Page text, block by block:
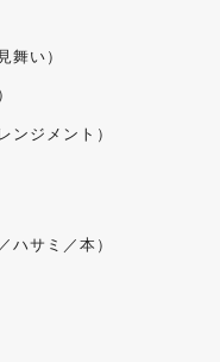
舞い）
ンジメント）
ハサミ／本）